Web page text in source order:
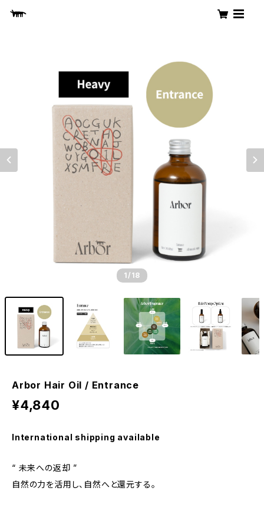
1 /18
Arbor Hair Oil / Entrance
¥4,840
International shipping available
“ 未来への返却 ”
自然の力を活用し、自然へと還元する。